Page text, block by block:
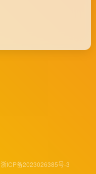
浙ICP备2023026385号-3